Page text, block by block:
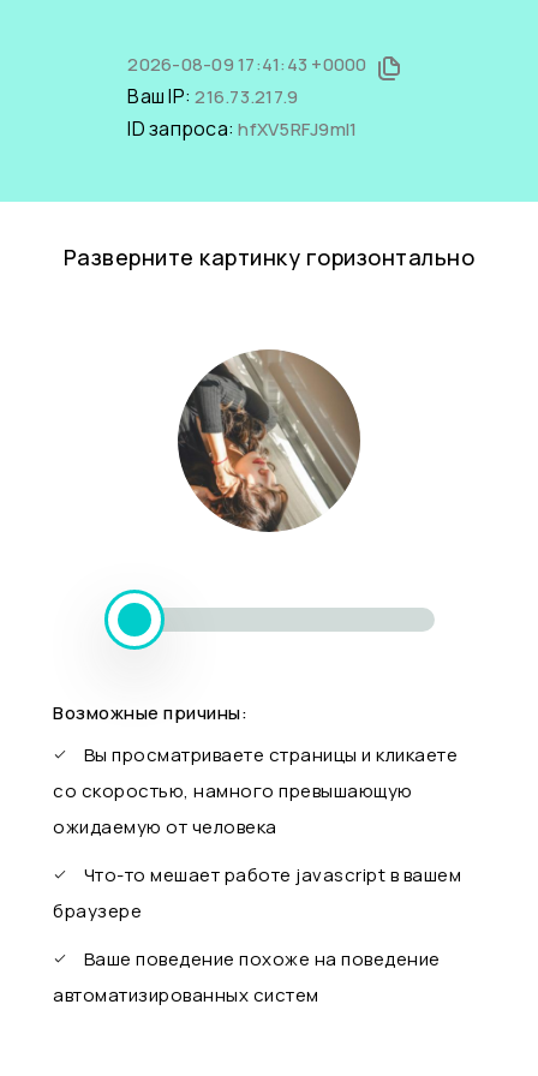
2026-08-09 17:41:43 +0000
Ваш IP:216.73.217.9
ID запроса:hfXV5RFJ9mI1
Разверните картинку горизонтально
Возможные причины:
Вы просматриваете страницы и кликаете
со скоростью, намного превышающую
ожидаемую от человека
Что-то мешает работе javascript в вашем
браузере
Ваше поведение похоже на поведение
автоматизированных систем